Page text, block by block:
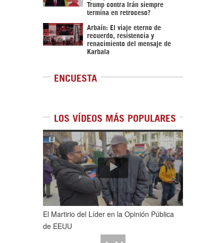
Trump contra Irán siempre
termina en retroceso?
Arbaín: El viaje eterno de
recuerdo, resistencia y
renacimiento del mensaje de
Karbala
ENCUESTA
LOS VÍDEOS MÁS POPULARES
1de5
El Martirio del Líder en la Opinión Pública
de EEUU